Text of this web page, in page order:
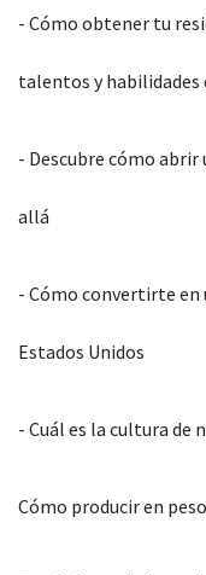
- Cómo obtener tu
talentos y
- Descubre cómo abrir
allá
- Cómo convertirte en
Estados Unidos
- Cuál es la cultura de
Cómo producir en